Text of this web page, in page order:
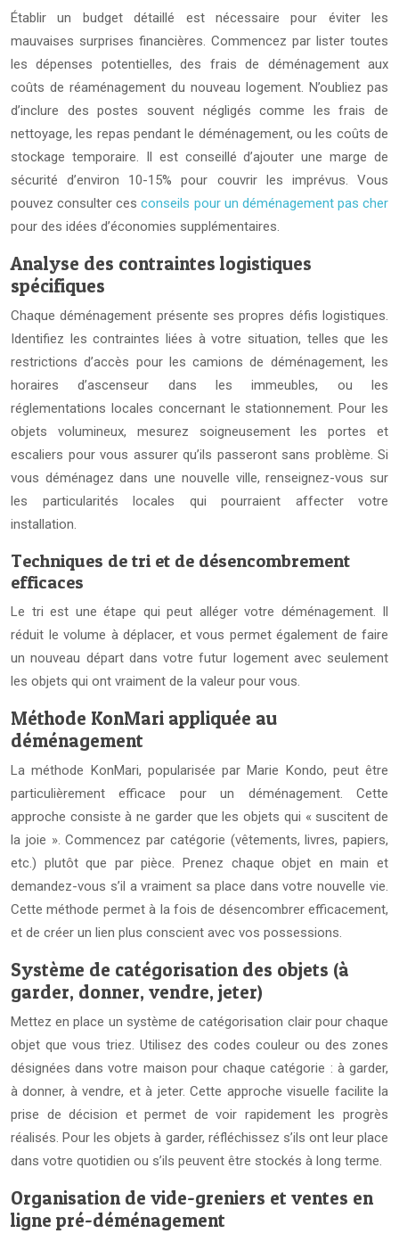
Établir un budget détaillé est nécessaire pour éviter les
mauvaises surprises financières. Commencez par lister toutes
les dépenses potentielles, des frais de déménagement aux
coûts de réaménagement du nouveau logement. N’oubliez pas
d’inclure des postes souvent négligés comme les frais de
nettoyage, les repas pendant le déménagement, ou les coûts de
stockage temporaire. Il est conseillé d’ajouter une marge de
sécurité d’environ 10-15% pour couvrir les imprévus. Vous
pouvez consulter cesconseils pour un déménagement pas cher
pour des idées d’économies supplémentaires.
Analyse des contraintes logistiques
spécifiques
Chaque déménagement présente ses propres défis logistiques.
Identifiez les contraintes liées à votre situation, telles que les
restrictions d’accès pour les camions de déménagement, les
horaires d’ascenseur dans les immeubles, ou les
réglementations locales concernant le stationnement. Pour les
objets volumineux, mesurez soigneusement les portes et
escaliers pour vous assurer qu’ils passeront sans problème. Si
vous déménagez dans une nouvelle ville, renseignez-vous sur
les particularités locales qui pourraient affecter votre
installation.
Techniques de tri et de désencombrement
efficaces
Le tri est une étape qui peut alléger votre déménagement. Il
réduit le volume à déplacer, et vous permet également de faire
un nouveau départ dans votre futur logement avec seulement
les objets qui ont vraiment de la valeur pour vous.
Méthode KonMari appliquée au
déménagement
La méthode KonMari, popularisée par Marie Kondo, peut être
particulièrement efficace pour un déménagement. Cette
approche consiste à ne garder que les objets qui « suscitent de
la joie ». Commencez par catégorie (vêtements, livres, papiers,
etc.) plutôt que par pièce. Prenez chaque objet en main et
demandez-vous s’il a vraiment sa place dans votre nouvelle vie.
Cette méthode permet à la fois de désencombrer efficacement,
et de créer un lien plus conscient avec vos possessions.
Système de catégorisation des objets (à
garder, donner, vendre, jeter)
Mettez en place un système de catégorisation clair pour chaque
objet que vous triez. Utilisez des codes couleur ou des zones
désignées dans votre maison pour chaque catégorie : à garder,
à donner, à vendre, et à jeter. Cette approche visuelle facilite la
prise de décision et permet de voir rapidement les progrès
réalisés. Pour les objets à garder, réfléchissez s’ils ont leur place
dans votre quotidien ou s’ils peuvent être stockés à long terme.
Organisation de vide-greniers et ventes en
ligne pré-déménagement